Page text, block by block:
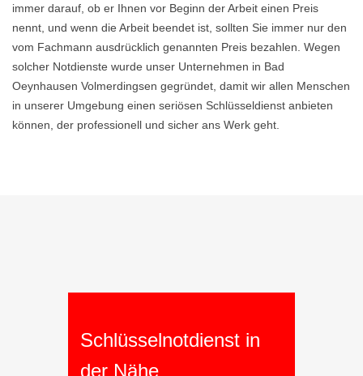
immer darauf, ob er Ihnen vor Beginn der Arbeit einen Preis
nennt, und wenn die Arbeit beendet ist, sollten Sie immer nur den
vom Fachmann ausdrücklich genannten Preis bezahlen. Wegen
solcher Notdienste wurde unser Unternehmen in Bad
Oeynhausen Volmerdingsen gegründet, damit wir allen Menschen
in unserer Umgebung einen seriösen Schlüsseldienst anbieten
können, der professionell und sicher ans Werk geht.
Schlüsselnotdienst in
der Nähe